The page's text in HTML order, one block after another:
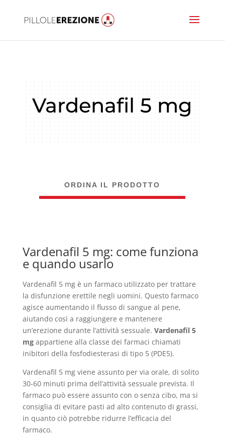
Vardenafil 5 mg
ORDINA IL PRODOTTO
Vardenafil 5 mg: come funziona
e quando usarlo
Vardenafil 5 mg è un farmaco utilizzato per trattare
la disfunzione erettile negli uomini. Questo farmaco
agisce aumentando il flusso di sangue al pene,
aiutando così a raggiungere e mantenere
un’erezione durante l’attività sessuale. Vardenafil 5
mgappartiene alla classe dei farmaci chiamati
inibitori della fosfodiesterasi di tipo 5 (PDE5).
Vardenafil 5 mg viene assunto per via orale, di solito
30-60 minuti prima dell’attività sessuale prevista. Il
farmaco può essere assunto con o senza cibo, ma si
consiglia di evitare pasti ad alto contenuto di grassi,
in quanto ciò potrebbe ridurre l’efficacia del
farmaco.